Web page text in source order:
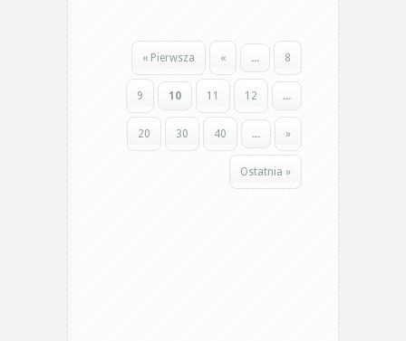
by
harmonijną
i
funkcjonalną
przestrzeń
« Pierwsza « ... 8
9 10 11 12 ...
20 30 40 ... »
Ostatnia »